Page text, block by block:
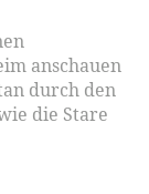
anschauen
durch den
die Stare